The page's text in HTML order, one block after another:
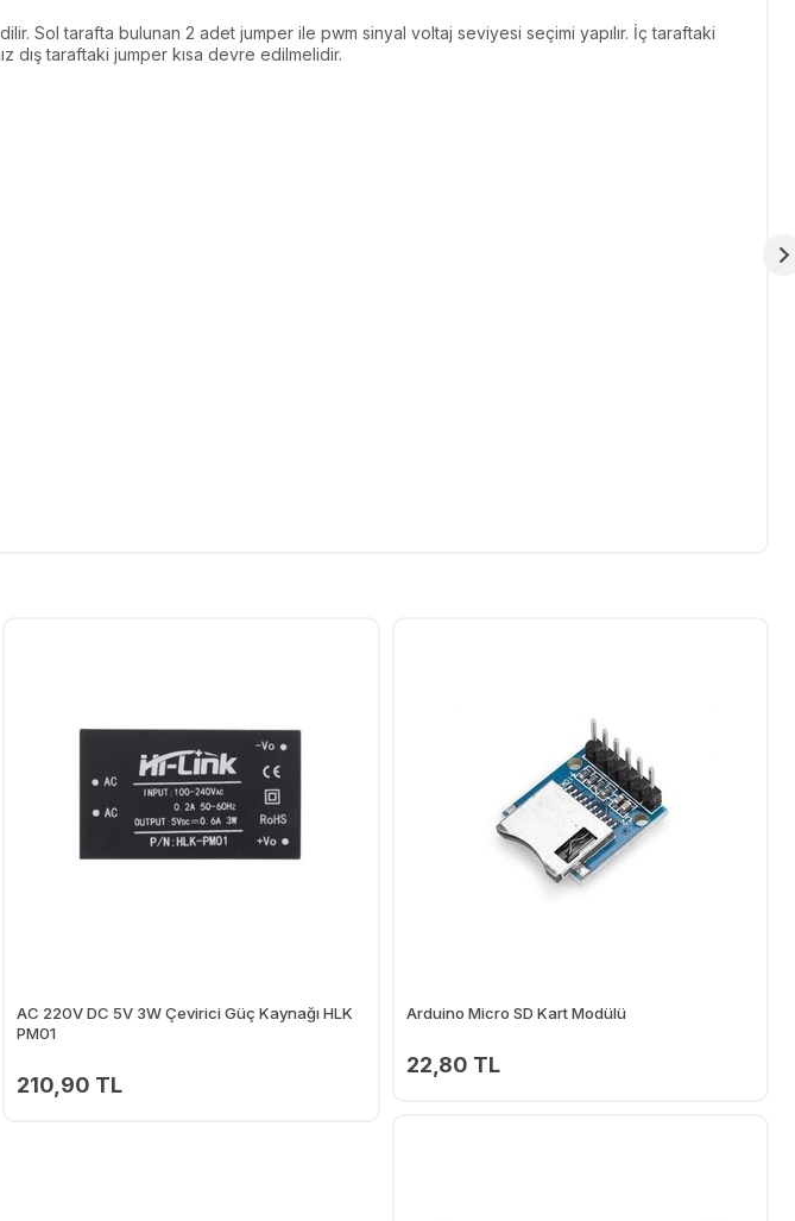
Sol tarafta bulunan 2 adet jumper ile pwm sinyal voltaj seviyesi seçimi yapılır. İç taraftaki
dış taraftaki jumper kısa devre edilmelidir.
AC 220V DC 5V 3W Çevirici Güç Kaynağı HLK
PM01
210,90 TL
Arduino Micro SD Kart Modülü
22,80 TL